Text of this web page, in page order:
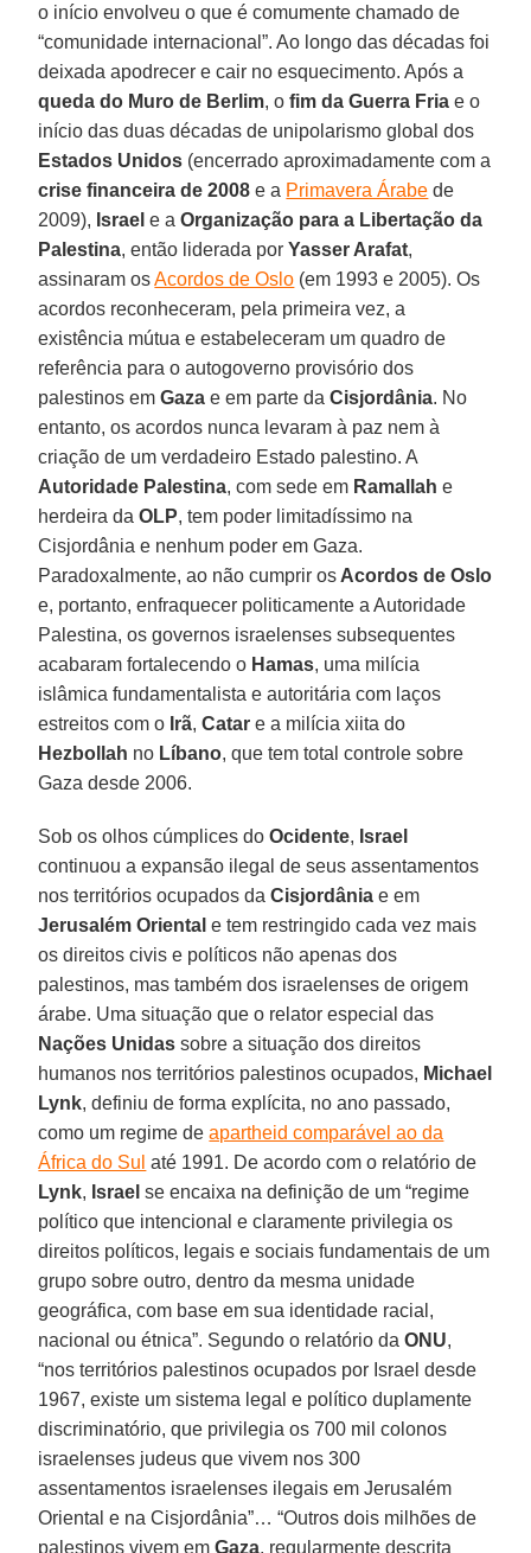
o início envolveu o que é comumente chamado de
“comunidade internacional”. Ao longo das décadas foi
deixada apodrecer e cair no esquecimento. Após a
queda do Muro de Berlim, ofim da Guerra Fria e o
início das duas décadas de unipolarismo global dos
Estados Unidos (encerrado aproximadamente com a
crise financeira de 2008 e a Primavera Árabe de
2009), Israel e aOrganização para a Libertação da
Palestina, então liderada porYasser Arafat,
assinaram osAcordos de Oslo (em 1993 e 2005). Os
acordos reconheceram, pela primeira vez, a
existência mútua e estabeleceram um quadro de
referência para o autogoverno provisório dos
palestinos emGaza e em parte daCisjordânia. No
entanto, os acordos nunca levaram à paz nem à
criação de um verdadeiro Estado palestino. A
Autoridade Palestina, com sede em Ramallah e
herdeira daOLP, tem poder limitadíssimo na
Cisjordânia e nenhum poder em Gaza.
Paradoxalmente, ao não cumprir os Acordos de Oslo
e, portanto, enfraquecer politicamente a Autoridade
Palestina, os governos israelenses subsequentes
acabaram fortalecendo o Hamas, uma milícia
islâmica fundamentalista e autoritária com laços
estreitos com o Irã,Catar e a milícia xiita do
Hezbollah no Líbano, que tem total controle sobre
Gaza desde 2006.
Sob os olhos cúmplices doOcidente, Israel
continuou a expansão ilegal de seus assentamentos
nos territórios ocupados daCisjordânia e em
Jerusalém Oriental e tem restringido cada vez mais
os direitos civis e políticos não apenas dos
palestinos, mas também dos israelenses de origem
árabe. Uma situação que o relator especial das
Nações Unidas sobre a situação dos direitos
humanos nos territórios palestinos ocupados, Michael
Lynk, definiu de forma explícita, no ano passado,
como um regime deapartheid comparável ao da
África do Sul até 1991. De acordo com o relatório de
Lynk, Israel se encaixa na definição de um “regime
político que intencional e claramente privilegia os
direitos políticos, legais e sociais fundamentais de um
grupo sobre outro, dentro da mesma unidade
geográfica, com base em sua identidade racial,
nacional ou étnica”. Segundo o relatório daONU,
“nos territórios palestinos ocupados por Israel desde
1967, existe um sistema legal e político duplamente
discriminatório, que privilegia os 700 mil colonos
israelenses judeus que vivem nos 300
assentamentos israelenses ilegais em Jerusalém
Oriental e na Cisjordânia”… “Outros dois milhões de
palestinos vivem emGaza, regularmente descrita